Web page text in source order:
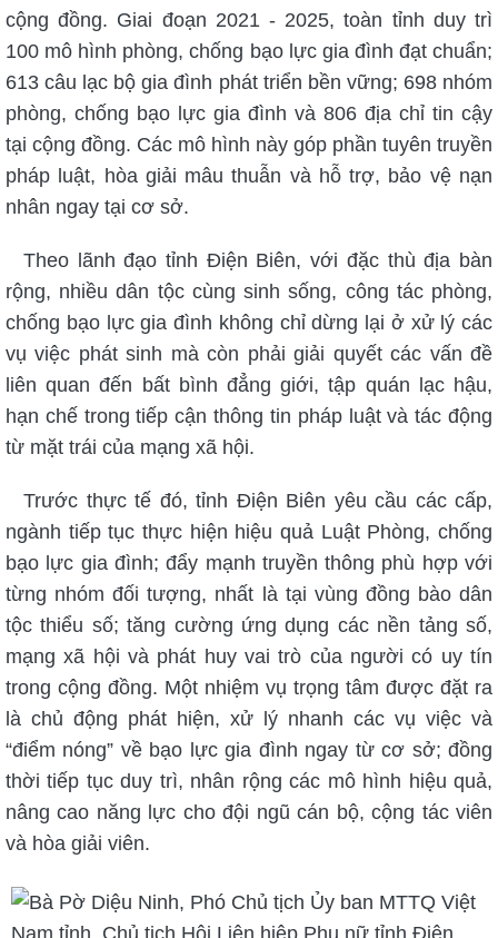
cộng đồng. Giai đoạn 2021 - 2025, toàn tỉnh duy trì
100 mô hình phòng, chống bạo lực gia đình đạt chuẩn;
613 câu lạc bộ gia đình phát triển bền vững; 698 nhóm
phòng, chống bạo lực gia đình và 806 địa chỉ tin cậy
tại cộng đồng. Các mô hình này góp phần tuyên truyền
pháp luật, hòa giải mâu thuẫn và hỗ trợ, bảo vệ nạn
nhân ngay tại cơ sở.
Theo lãnh đạo tỉnh Điện Biên, với đặc thù địa bàn
rộng, nhiều dân tộc cùng sinh sống, công tác phòng,
chống bạo lực gia đình không chỉ dừng lại ở xử lý các
vụ việc phát sinh mà còn phải giải quyết các vấn đề
liên quan đến bất bình đẳng giới, tập quán lạc hậu,
hạn chế trong tiếp cận thông tin pháp luật và tác động
từ mặt trái của mạng xã hội.
Trước thực tế đó, tỉnh Điện Biên yêu cầu các cấp,
ngành tiếp tục thực hiện hiệu quả Luật Phòng, chống
bạo lực gia đình; đẩy mạnh truyền thông phù hợp với
từng nhóm đối tượng, nhất là tại vùng đồng bào dân
tộc thiểu số; tăng cường ứng dụng các nền tảng số,
mạng xã hội và phát huy vai trò của người có uy tín
trong cộng đồng. Một nhiệm vụ trọng tâm được đặt ra
là chủ động phát hiện, xử lý nhanh các vụ việc và
“điểm nóng” về bạo lực gia đình ngay từ cơ sở; đồng
thời tiếp tục duy trì, nhân rộng các mô hình hiệu quả,
nâng cao năng lực cho đội ngũ cán bộ, cộng tác viên
và hòa giải viên.